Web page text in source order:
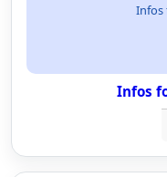
Infos
Infos